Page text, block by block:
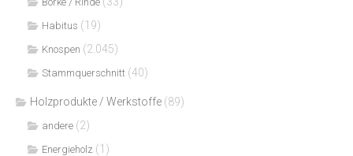
Habitus (19)
Knospen (2.045)
Stammquerschnitt (40)
Holzprodukte / Werkstoffe (89)
andere (2)
Energieholz (1)